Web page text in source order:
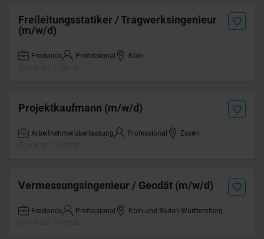
Freileitungsstatiker / Tragwerksingenieur
(m/w/d)
Freelance Professional
Köln
Projektkaufmann (m/w/d)
Arbeitnehmerüberlassung Professional
Essen
Vermessungsingenieur / Geodät (m/w/d)
Freelance Professional
Köln und Baden-Württemberg